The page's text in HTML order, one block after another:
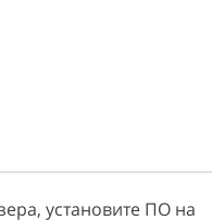
установите ПО на